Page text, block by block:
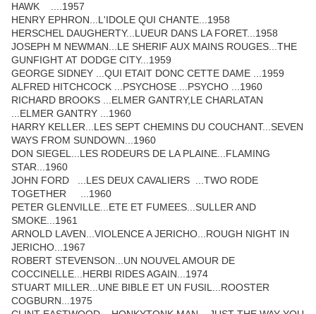
HAWK ....1957
HENRY EPHRON...L'IDOLE QUI CHANTE...1958
HERSCHEL DAUGHERTY...LUEUR DANS LA FORET...1958
JOSEPH M NEWMAN...LE SHERIF AUX MAINS ROUGES...THE
GUNFIGHT AT DODGE CITY...1959
GEORGE SIDNEY ...QUI ETAIT DONC CETTE DAME ...1959
ALFRED HITCHCOCK ...PSYCHOSE ...PSYCHO ...1960
RICHARD BROOKS ...ELMER GANTRY,LE CHARLATAN
...ELMER GANTRY ...1960
HARRY KELLER...LES SEPT CHEMINS DU COUCHANT...SEVEN
WAYS FROM SUNDOWN...1960
DON SIEGEL...LES RODEURS DE LA PLAINE...FLAMING
STAR...1960
JOHN FORD ...LES DEUX CAVALIERS ...TWO RODE
TOGETHER ...1960
PETER GLENVILLE...ETE ET FUMEES...SULLER AND
SMOKE...1961
ARNOLD LAVEN...VIOLENCE A JERICHO...ROUGH NIGHT IN
JERICHO...1967
ROBERT STEVENSON...UN NOUVEL AMOUR DE
COCCINELLE...HERBI RIDES AGAIN...1974
STUART MILLER...UNE BIBLE ET UN FUSIL...ROOSTER
COGBURN...1975